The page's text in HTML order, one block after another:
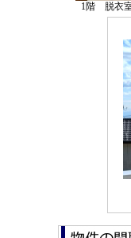
1階 脱衣室
2